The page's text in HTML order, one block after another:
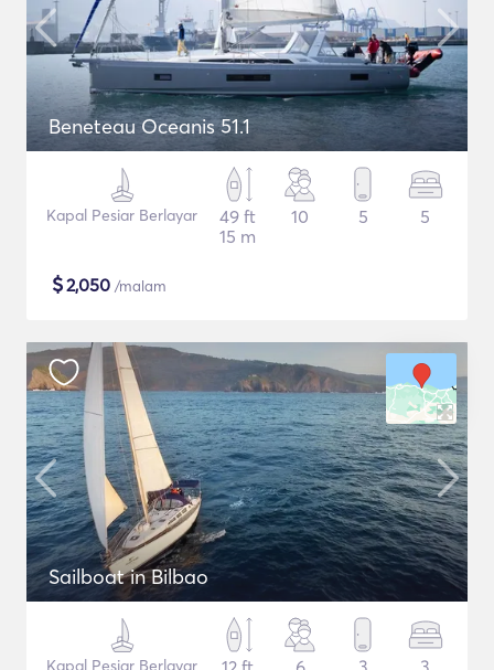
Beneteau Oceanis 51.1
Kapal Pesiar Berlayar
49 ft
15 m
10 5 5
$2,050 /malam
Sailboat in Bilbao
Kapal Pesiar Berlayar